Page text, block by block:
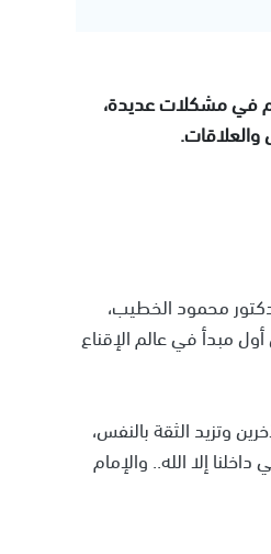
في مشكلات عديدة،
محمود الخطيب،
مبدأ في عالم الإقناع
وتزيد الثقة بالنفس،
إلا الله.. والإمام